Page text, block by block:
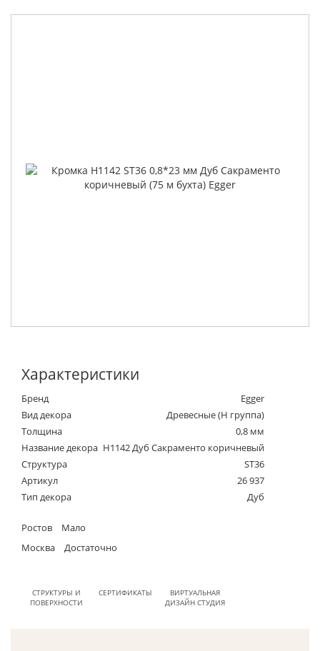
Характеристики
Бренд
Egger
Вид декора
Древесные (Н группа)
Толщина
0,8 мм
Название декора H1142 Дуб Сакраменто коричневый
Структура
ST36
Артикул
26 937
Тип декора
Дуб
Ростов
Мало
Москва
Достаточно
СТРУКТУРЫ И
ПОВЕРХНОСТИ
СЕРТИФИКАТЫ
ВИРТУАЛЬНАЯ
ДИЗАЙН СТУДИЯ